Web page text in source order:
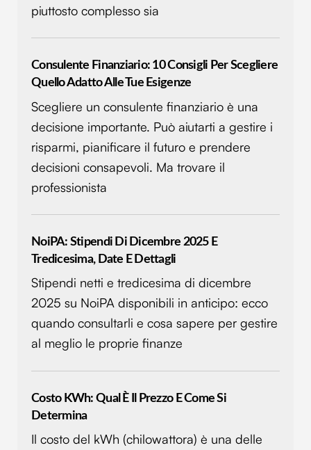
analizzare il nostro traffico. Condividiamo inoltre
nostri partner che si occupano di analisi dei dati web,
pubblicità e social media, i quali potrebbero combinarle
con altre informazioni che hai fornito loro o che hanno
raccolto dal tuo utilizzo dei loro servizi.
piuttosto complesso sia
Consulente Finanziario: 10 Consigli Per Scegliere
Quello Adatto Alle Tue Esigenze
Scegliere un consulente finanziario è una
decisione importante. Può aiutarti a gestire i
risparmi, pianificare il futuro e prendere
decisioni consapevoli. Ma trovare il
professionista
NoiPA: Stipendi Di Dicembre 2025 E
Tredicesima, Date E Dettagli
Stipendi netti e tredicesima di dicembre
2025 su NoiPA disponibili in anticipo: ecco
quando consultarli e cosa sapere per gestire
al meglio le proprie finanze
Costo KWh: Qual È Il Prezzo E Come Si
Determina
Il costo del kWh (chilowattora) è una delle